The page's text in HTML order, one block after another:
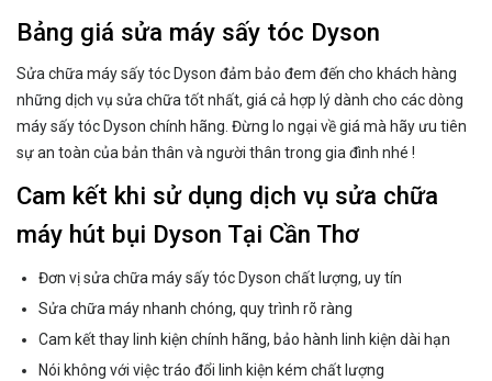
Bảng giá sửa máy sấy tóc Dyson
Sửa chữa máy sấy tóc Dyson đảm bảo đem đến cho khách hàng
những dịch vụ sửa chữa tốt nhất, giá cả hợp lý dành cho các dòng
máy sấy tóc Dyson chính hãng. Đừng lo ngại về giá mà hãy ưu tiên
sự an toàn của bản thân và người thân trong gia đình nhé !
Cam kết khi sử dụng dịch vụ sửa chữa
máy hút bụi Dyson Tại Cần Thơ
Đơn vị sửa chữa máy sấy tóc Dyson chất lượng, uy tín
Sửa chữa máy nhanh chóng, quy trình rõ ràng
Cam kết thay linh kiện chính hãng, bảo hành linh kiện dài hạn
Nói không với việc tráo đổi linh kiện kém chất lượng